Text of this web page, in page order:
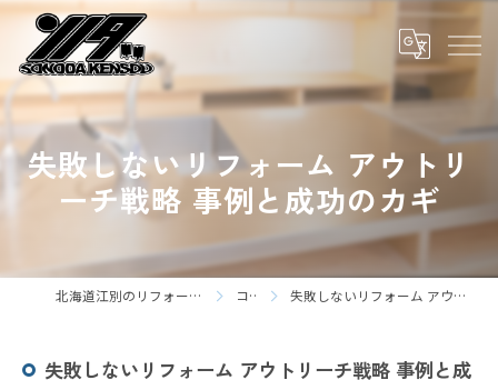
失敗しないリフォーム アウトリ
ーチ戦略 事例と成功のカギ
北海道江別のリフォームなら株式会社園田建装 コラム 失敗しないリフォーム アウトリーチ戦略 事例と成功のカギ
失敗しないリフォーム アウトリーチ戦略 事例と成